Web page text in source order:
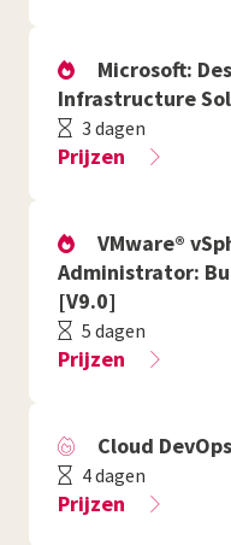
Microsoft:
Infrastructure
3 dagen
Prijzen
VMware®
Administrator:
[V9.0]
5 dagen
Prijzen
Cloud
4 dagen
Prijzen